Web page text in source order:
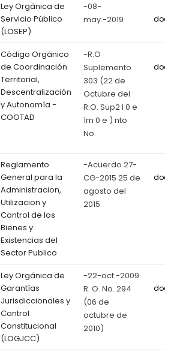
Ley Orgánica de
Servicio Público
(LOSEP)
-08-
may.-2019
Código Orgánico
de Coordinación
Territorial,
Descentralización
y Autonomía -
COOTAD
-R.O
Suplemento
303 (22 de
Octubre del
R.O. Sup2 l 0 e
1m 0 e ) nto
No.
Reglamento
General para la
Administracion,
Utilizacion y
Control de los
Bienes y
Existencias del
Sector Publico
-Acuerdo 27-
CG-2015 25 de
agosto del
2015
Ley Orgánica de
Garantías
Jurisdiccionales y
Control
Constitucional
(LOGJCC)
-22-oct.-2009
R. O. No. 294
(06 de
octubre de
2010)